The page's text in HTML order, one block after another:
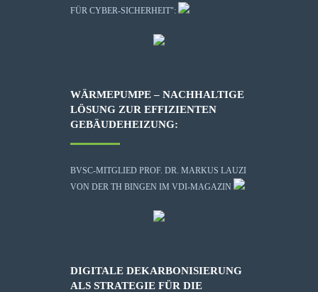
FÜR CYBER-SICHERHEIT":
WÄRMEPUMPE – NACHHALTIGE
LÖSUNG ZUR EFFIZIENTEN
GEBÄUDEHEIZUNG:
BVSC-MITGLIED PROF. DR. MARKUS LAUZI
VON DER TH BINGEN IM VDI-MAGAZIN
DIGITALE DEKARBONISIERUNG
ALS STRATEGIE FÜR DIE